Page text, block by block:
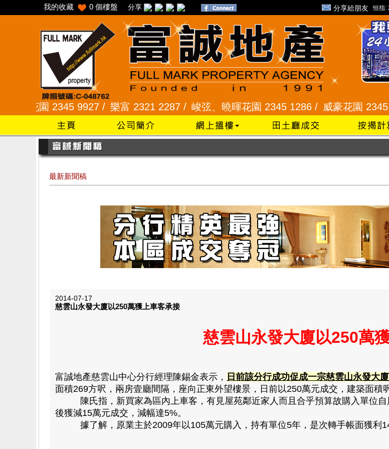
我的收藏 0 個樓盤 分享 分享給朋友 恒指:
2345 9927 /樂富 2321 2287 / 峻弦、曉暉花園 2345 1286 /威豪花園 2345 3331 /
最新新聞稿
2014-07-17
慈雲山永發大廈以250萬獲上車客承接
慈雲山永發大廈以250萬
富誠地產慈雲山中心分行經理陳錫金表示， 日前該分行成功促成一宗慈雲山永發大
面積269方呎，兩房壹廳間隔，座向正東外望樓景，日前以250萬元成交，建築面積
陳氏指，新買家為區內上車客，有見屋苑鄰近家人而且合乎預算故購入單位自
後獲減15萬元成交，減幅達5%。
據了解，原業主於2009年以105萬元購入，持有單位5年，是次轉手帳面獲利